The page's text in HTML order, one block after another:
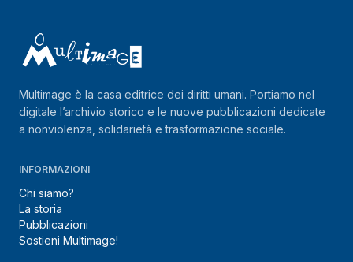
Multimage è la casa editrice dei diritti umani. Portiamo nel
digitale l’archivio storico e le nuove pubblicazioni dedicate
a nonviolenza, solidarietà e trasformazione sociale.
INFORMAZIONI
Chi siamo?
La storia
Pubblicazioni
Sostieni Multimage!